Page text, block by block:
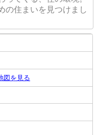
の住まいを見つけまし
図を見る